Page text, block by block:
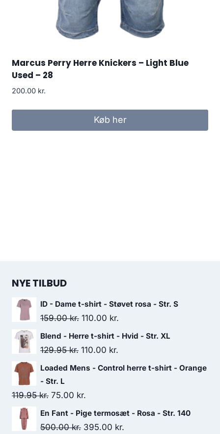
Marcus Perry Herre Knickers – Light Blue
Used – 28
200.00 kr.
Køb her
NYE TILBUD
ID - Dame t-shirt - Støvet rosa - Str. S
159.00kr. Original
price
was:
110.00 kr.
price
Blend - Herre t-shirt - Hvid - Str. XL
129.95kr. Original
price
129.95 kr..
110.00 kr.
price
Loaded Mens - Control herre t-shirt - Orange
- Str. L
119.95kr. Original
price
was:
75.00 kr.
price
is:
En Fant - Pige termosæt - Rosa - Str. 140
500.00kr. Original
395.00 kr.